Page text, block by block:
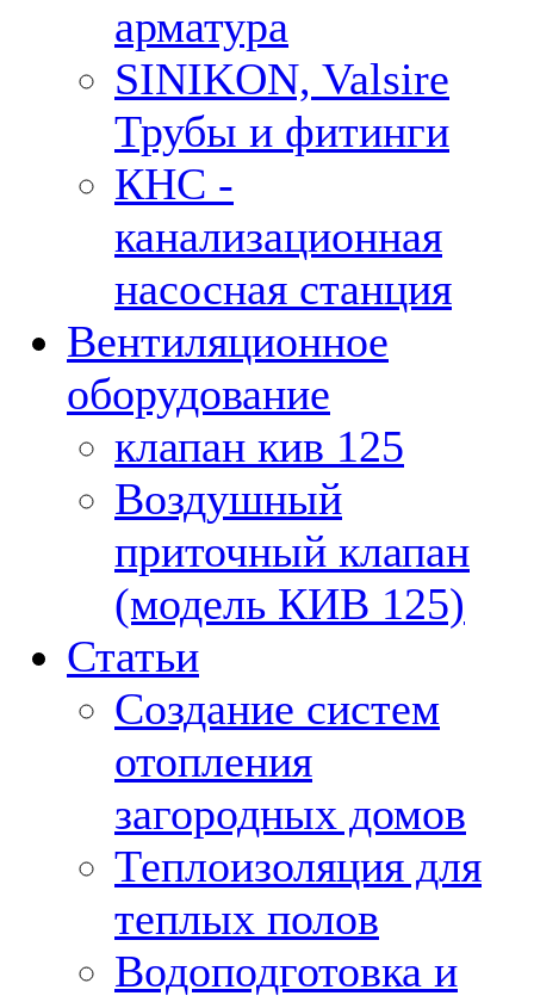
арматура
SINIKON, Valsire
Трубы и фитинги
КНС -
канализационная
насосная станция
Вентиляционное
оборудование
клапан кив 125
Воздушный
приточный клапан
(модель КИВ 125)
Статьи
Создание систем
отопления
загородных домов
Теплоизоляция для
теплых полов
Водоподготовка и